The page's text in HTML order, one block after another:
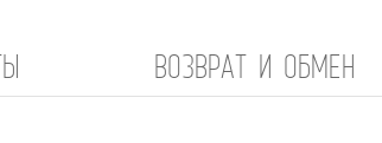
ВОЗВРАТ И ОБМЕН